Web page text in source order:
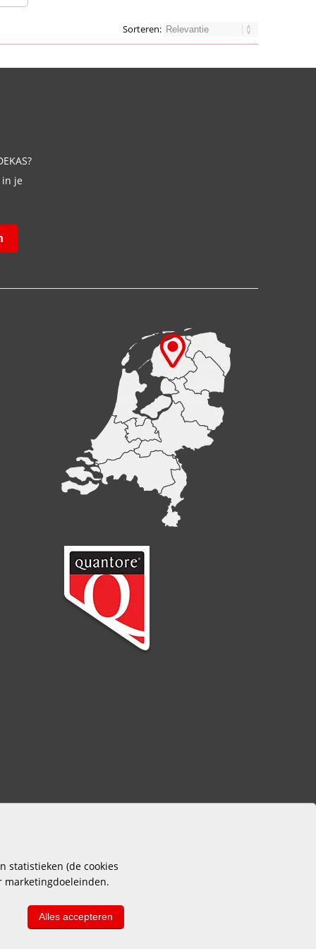
Sorteren:
je
statistieken (de cookies
marketingdoeleinden.
Alles accepteren